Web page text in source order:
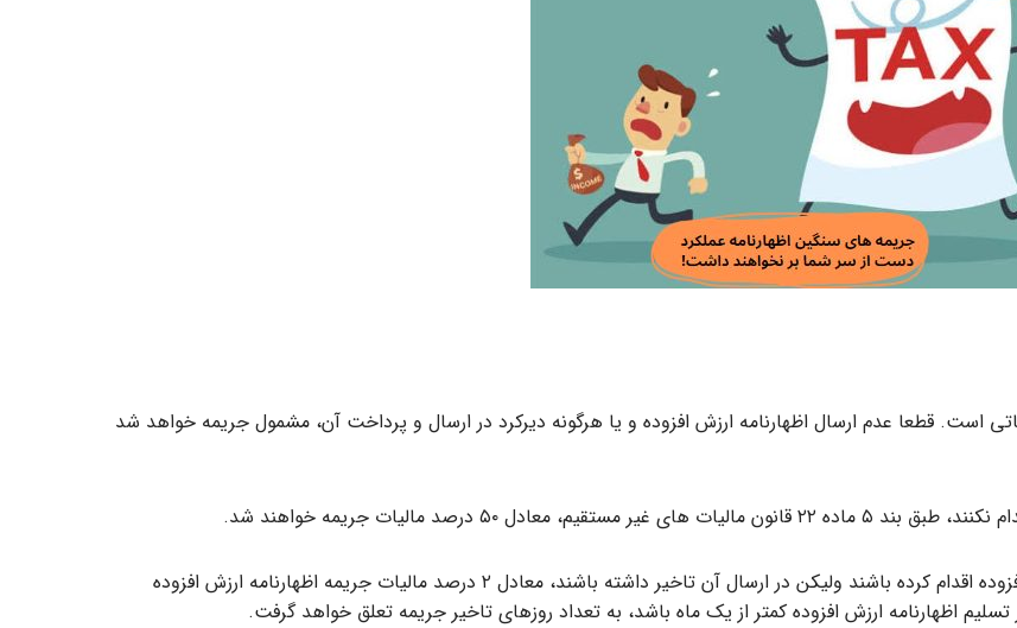
است. قطعا عدم ارسال اظهارنامه ارزش افزوده و یا هرگونه دیرکرد در ارسال و پرداخت آن، مشمول جریمه خواهد شد
۵۰ درصد مالیات جریمه خواهند شد.
در صورتی که مودیان مالیاتی نسبت به ارسال اظهارنامه ارزش افزوده اقدام کرده باشند ولیکن در ارسال آن تاخیر داشته باشند، معادل ۲ درصد مالیات جریمه اظهارنامه ارزش افزوده
اظهارنامه ارزش افزوده کمتر از یک ماه باشد، به تعداد روزهای تاخیر جریمه تعلق خواهد گرفت.